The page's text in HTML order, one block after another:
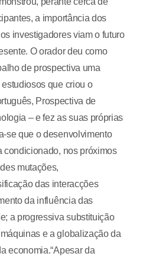
a importância dos
investigadores viam o futuro
O orador deu como
de prospectiva uma
que criou o
Prospectiva de
– e fez as suas próprias
se que o desenvolvimento
condicionado, nos próximos
mutações,
das interacções
da influência das
a progressiva substituição
e a globalização da
economia.“Apesar da